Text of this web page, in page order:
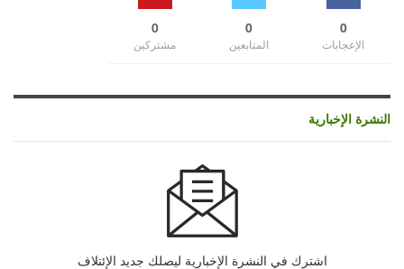
0
الإعجابات
0
المتابعين
0
مشتركين
النشرة الإخبارية
اشترك في النشرة الإخبارية ليصلك جديد الإئتلاف